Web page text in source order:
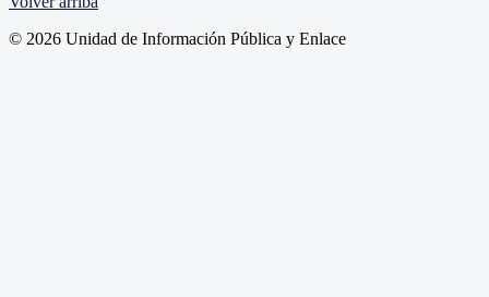
© 2026 Unidad de Información Pública y Enlace